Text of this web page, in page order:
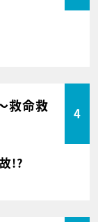
救命救
4
!?